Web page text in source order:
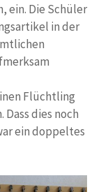
ein. Die Schüler
in der
Flüchtling
dies noch
ein doppeltes